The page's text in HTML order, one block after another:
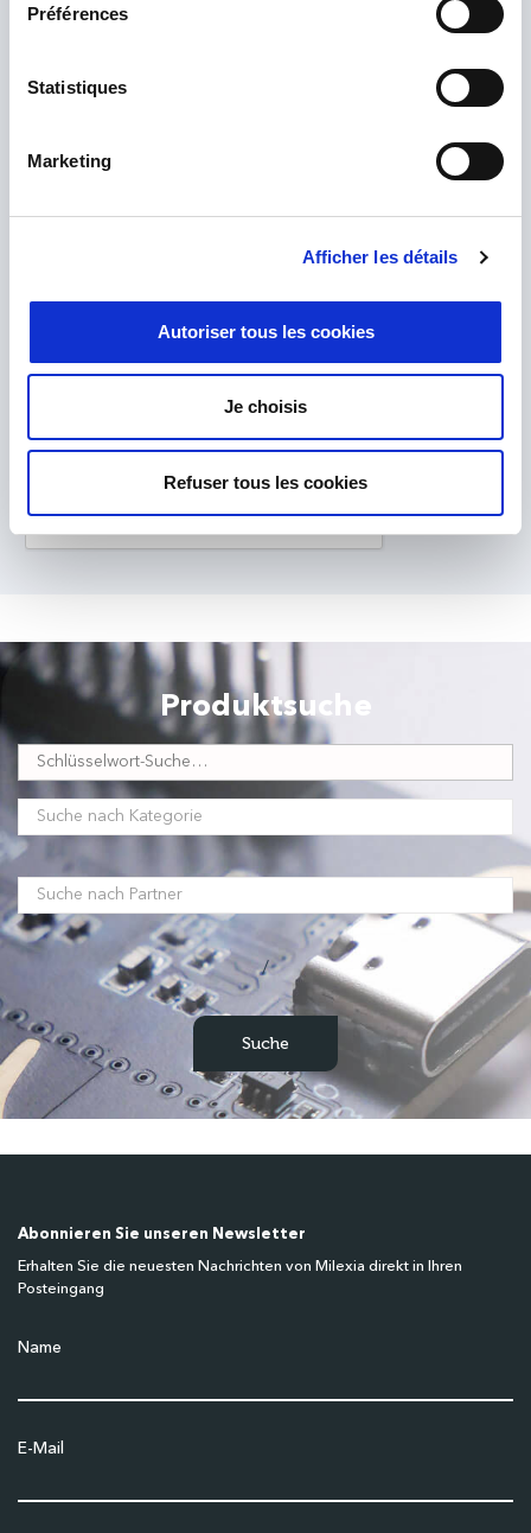
Préférences
Statistiques
Marketing
Afficher les détails
Autoriser tous les cookies
Je choisis
Refuser tous les cookies
Ich habe dieDatenschutzrichtliniegelesen und akzeptiere sie.*
Produktsuche
/
Abonnieren Sie unseren Newsletter
Erhalten Sie die neuesten Nachrichten von Milexia direkt in Ihren
Posteingang
Name
E-Mail